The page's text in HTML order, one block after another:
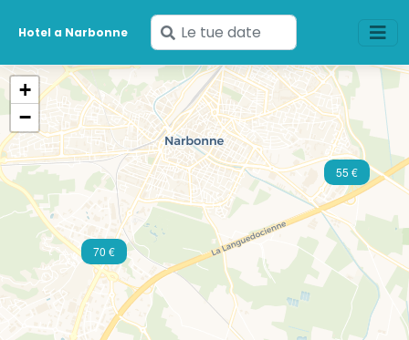
Hotel a Narbonne
Inserisci
le
tue
date
55 €
70 €
+
−